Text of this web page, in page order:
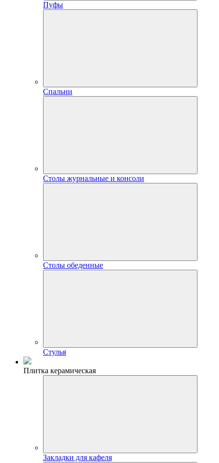
Пуфы
Спальни
Столы журнальные и консоли
Столы обеденные
Стулья
Плитка керамическая
Закладки для кафеля